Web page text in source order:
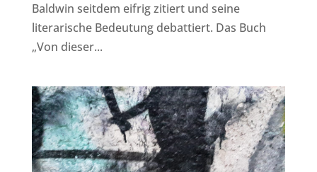
Baldwin seitdem eifrig zitiert und seine
literarische Bedeutung debattiert. Das Buch
„Von dieser...